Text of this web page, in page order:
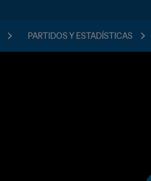
PARTIDOS Y ESTADÍSTICAS